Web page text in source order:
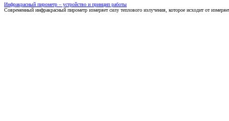
Инфракрасный пирометр – устройство и принцип работы
Современный инфракрасный пирометр измеряет силу теплового излучения, которое исходит от